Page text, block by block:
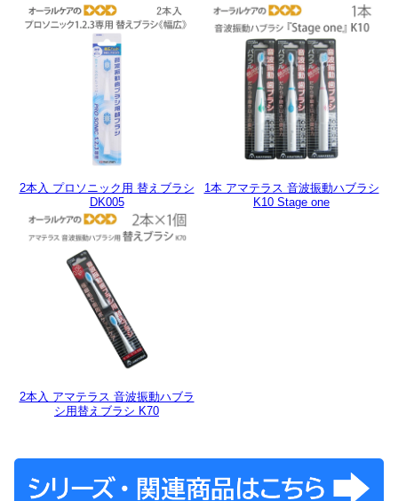
2本入 プロソニック用 替えブラシ
DK005
1本 アマテラス 音波振動ハブラシ
K10 Stage one
2本入 アマテラス 音波振動ハブラ
シ用替えブラシ K70